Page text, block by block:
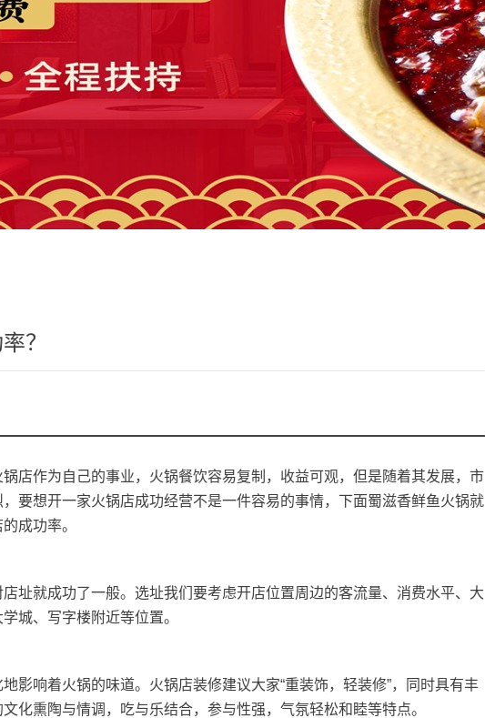
？
作为自己的事业，火锅餐饮容易复制，收益可观，但是随着其发展，市
要想开一家火锅店成功经营不是一件容易的事情，下面蜀滋香鲜鱼火锅就
成功率。
就成功了一般。选址我们要考虑开店位置周边的客流量、消费水平、大
城、写字楼附近等位置。
响着火锅的味道。火锅店装修建议大家“重装饰，轻装修”，同时具有丰
化熏陶与情调，吃与乐结合，参与性强，气氛轻松和睦等特点。